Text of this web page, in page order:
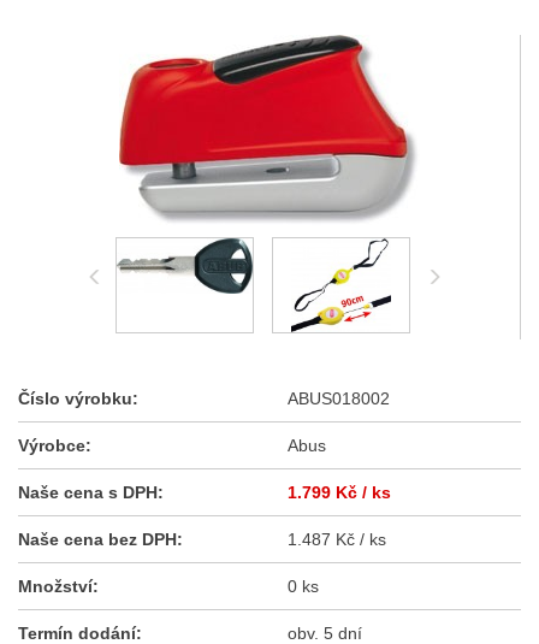
Číslo výrobku: ABUS018002
Výrobce: Abus
Naše cena s DPH: 1.799 Kč / ks
Naše cena bez DPH: 1.487 Kč / ks
Množství: 0 ks
Termín dodání: obv. 5 dní